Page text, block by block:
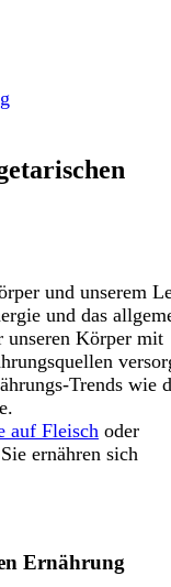
und unserem
und das
unseren Körper mit
Trends wie
auf Fleisch oder
ernähren sich
Ernährung